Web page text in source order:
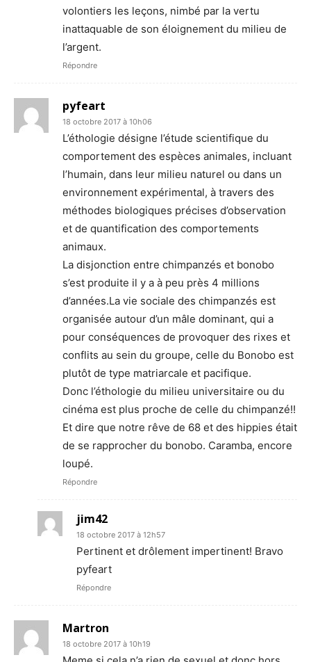
volontiers les leçons, nimbé par la vertu
inattaquable de son éloignement du milieu de
l’argent.
Répondre
pyfeart
18 octobre 2017 à 10h06
L’éthologie désigne l’étude scientifique du
comportement des espèces animales, incluant
l’humain, dans leur milieu naturel ou dans un
environnement expérimental, à travers des
méthodes biologiques précises d’observation
et de quantification des comportements
animaux.
La disjonction entre chimpanzés et bonobo
s’est produite il y a à peu près 4 millions
d’années.La vie sociale des chimpanzés est
organisée autour d’un mâle dominant, qui a
pour conséquences de provoquer des rixes et
conflits au sein du groupe, celle du Bonobo est
plutôt de type matriarcale et pacifique.
Donc l’éthologie du milieu universitaire ou du
cinéma est plus proche de celle du chimpanzé!!
Et dire que notre rêve de 68 et des hippies était
de se rapprocher du bonobo. Caramba, encore
loupé.
Répondre
jim42
18 octobre 2017 à 12h57
Pertinent et drôlement impertinent! Bravo
pyfeart
Répondre
Martron
18 octobre 2017 à 10h19